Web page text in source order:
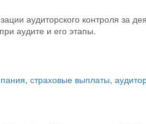
аудиторского контроля за
аудите и его этапы.
, страховые выплаты,